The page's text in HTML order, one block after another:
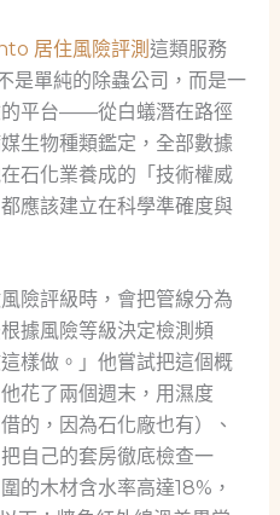
居住風險評測 這類服務
是單純的除蟲公司，而是一
的平台——從白蟻潛在路徑
生物種類鑑定，全部數據
石化業養成的「技術權威
應該建立在科學準確度與
險評級時，會把管線分為
據風險等級決定檢測頻
樣做。」他嘗試把這個概
花了兩個週末，用濕度
的，因為石化廠也有）、
自己的套房徹底檢查一
的木材含水率高達18%，